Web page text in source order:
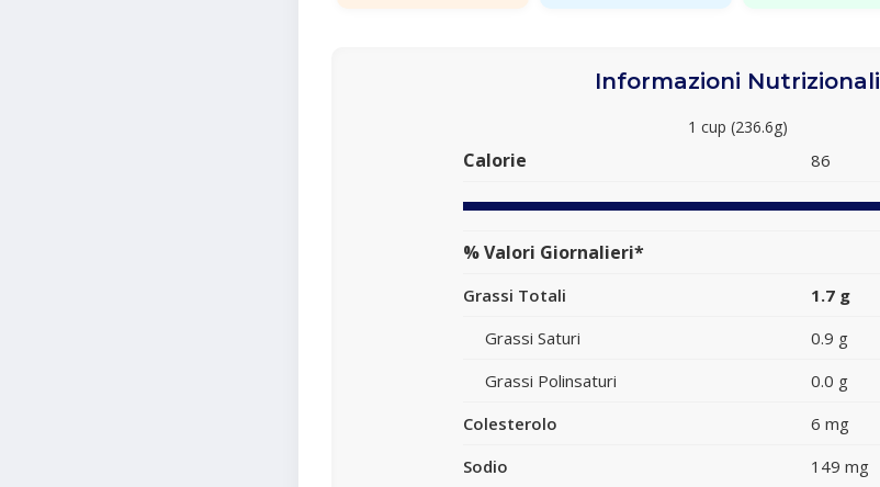
Informazioni Nutrizionali
1 cup (236.6g)
Calorie 86
% Valori Giornalieri*
Grassi Totali 1.7 g
Grassi Saturi
0.9 g
Grassi Polinsaturi
0.0 g
Colesterolo
6 mg
Sodio
149 mg